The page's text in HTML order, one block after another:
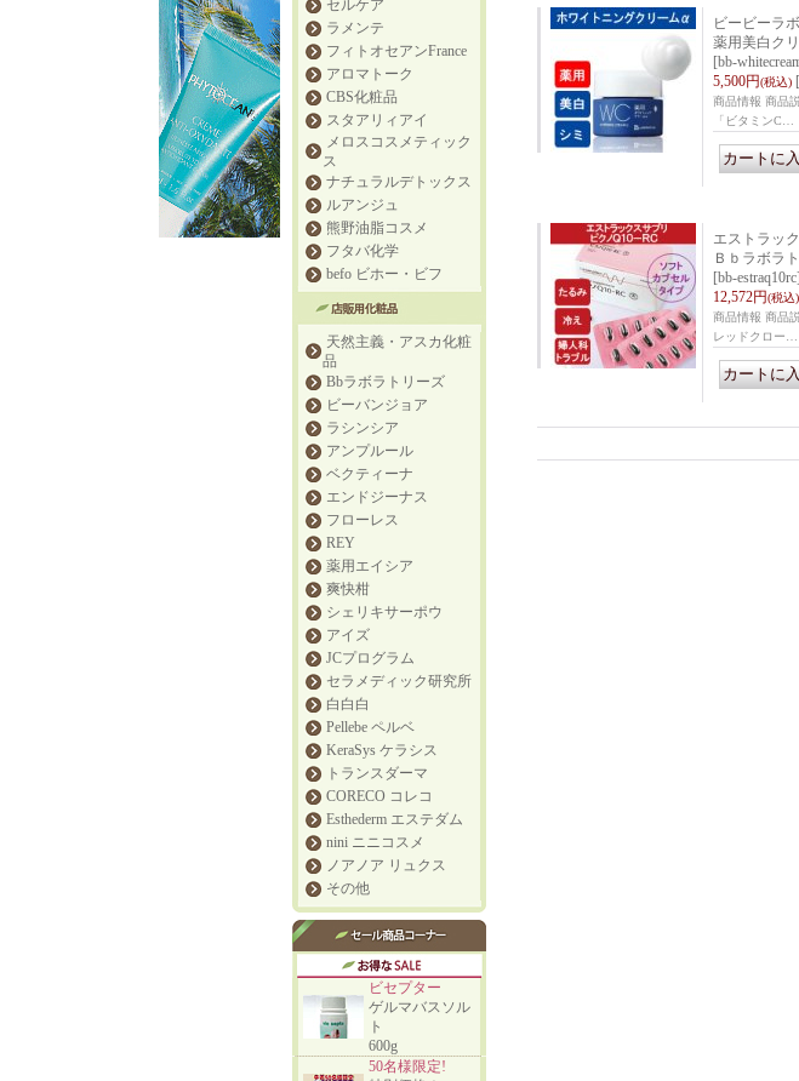
セルケア
ラメンテ
フィトオセアンFrance
アロマトーク
CBS化粧品
スタアリィアイ
メロスコスメティック
ス
ナチュラルデトックス
ルアンジュ
熊野油脂コスメ
フタバ化学
befo ビホー・ビフ
天然主義・アスカ化粧
品
Bbラボラトリーズ
ビーバンジョア
ラシンシア
アンプルール
ベクティーナ
エンドジーナス
フローレス
REY
薬用エイシア
爽快柑
シェリキサーポウ
アイズ
JCプログラム
セラメディック研究所
白白白
Pellebe ペルベ
KeraSys ケラシス
トランスダーマ
CORECO コレコ
Esthederm エステダム
nini ニニコスメ
ノアノア リュクス
その他
ビセプター
ゲルマバスソル
ト
600g
50名様限定!
ビービーラ
薬用美白ク
[bb-
5,500円(税込)
商品情報 商品
「ビタミンC…
エストラッ
Ｂｂラボラ
[bb-estraq10rc]
12,572円(税込)
商品情報 商品
レッドクロー…